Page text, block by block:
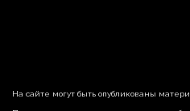
На сайте могут быть опубликованы